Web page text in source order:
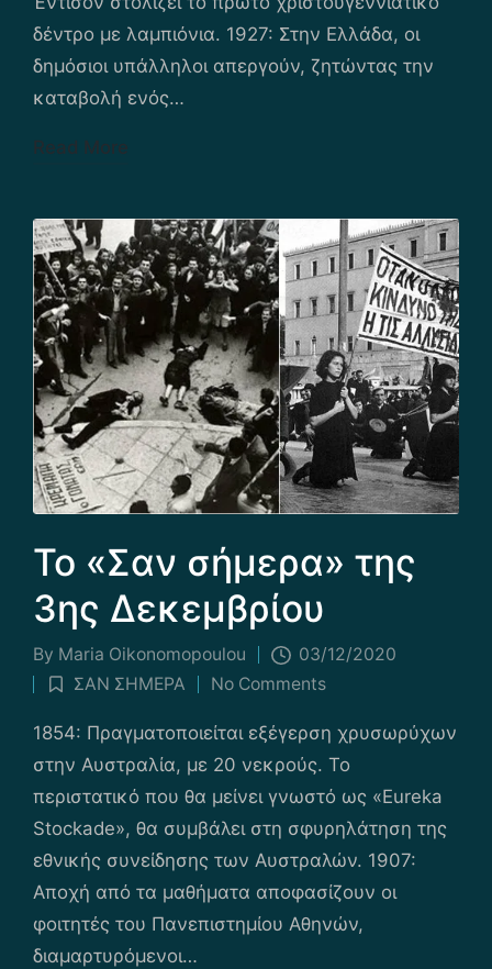
δέντρο με λαμπιόνια. 1927: Στην Ελλάδα, οι
δημόσιοι υπάλληλοι απεργούν, ζητώντας την
καταβολή ενός…
Read More
Το «Σαν σήμερα» της
3ης Δεκεμβρίου
Posted
by
By Maria Οikonomopoulou 03/12/2020
Posted
in
ΣΑΝ ΣΗΜΕΡΑ No Comments
1854: Πραγματοποιείται εξέγερση χρυσωρύχων
στην Αυστραλία, με 20 νεκρούς. Το
περιστατικό που θα μείνει γνωστό ως «Eureka
Stockade», θα συμβάλει στη σφυρηλάτηση της
εθνικής συνείδησης των Αυστραλών. 1907:
Αποχή από τα μαθήματα αποφασίζουν οι
φοιτητές του Πανεπιστημίου Αθηνών,
διαμαρτυρόμενοι…